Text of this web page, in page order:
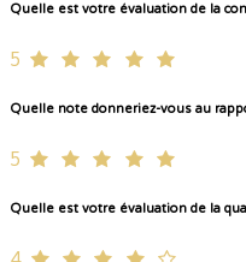
Quelle est votre évaluation de la
5
Quelle note donneriez-vous au
5
Quelle est votre évaluation de la